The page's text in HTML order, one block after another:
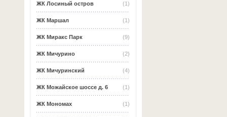
(1)
ЖК Лосиный остров
(1)
ЖК Маршал
(9)
ЖК Миракс Парк
(2)
ЖК Мичурино
(4)
ЖК Мичуринский
(1)
ЖК Можайское шоссе д. 6
(1)
ЖК Мономах